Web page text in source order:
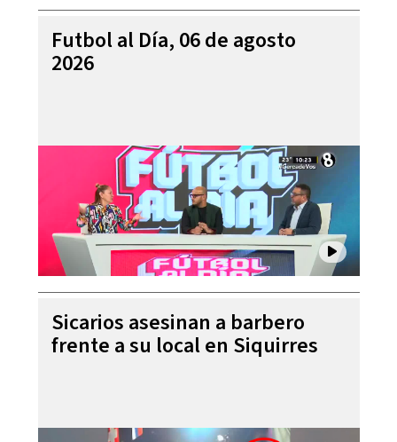
Futbol al Día, 06 de agosto
2026
Sicarios asesinan a barbero
frente a su local en Siquirres